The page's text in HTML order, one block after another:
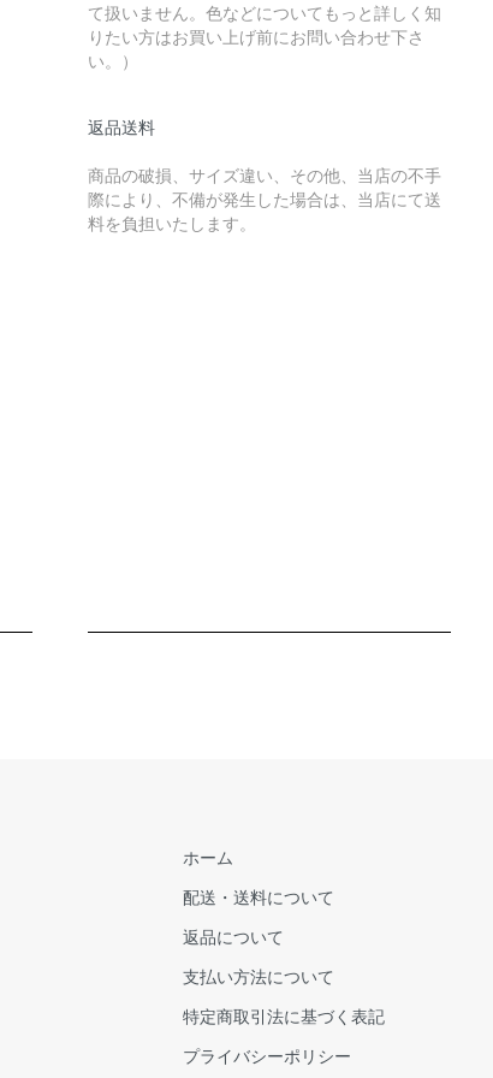
て扱いません。色などについてもっと詳しく知
りたい方はお買い上げ前にお問い合わせ下さ
い。）
返品送料
商品の破損、サイズ違い、その他、当店の不手
際により、不備が発生した場合は、当店にて送
料を負担いたします。
ホーム
配送・送料について
返品について
支払い方法について
特定商取引法に基づく表記
プライバシーポリシー